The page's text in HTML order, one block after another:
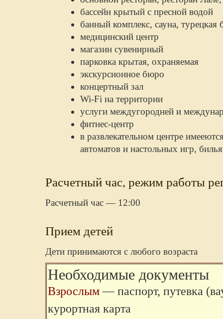
бассейн крытый с пресной водой
банный комплекс, сауна, турецкая
медицинский центр
магазин сувенирный
парковка крытая, охраняемая
экскурсионное бюро
концертный зал
Wi-Fi на территории
услуги междугородней и
фитнес-центр
в развлекательном центре
автоматов и настольных игр,
Расчетный час, режим работы
Расчетный час — 12:00
Прием детей
Дети принимаются с любого возраста
Необходимые документы
Взрослым—паспорт, путевка
курортная карта